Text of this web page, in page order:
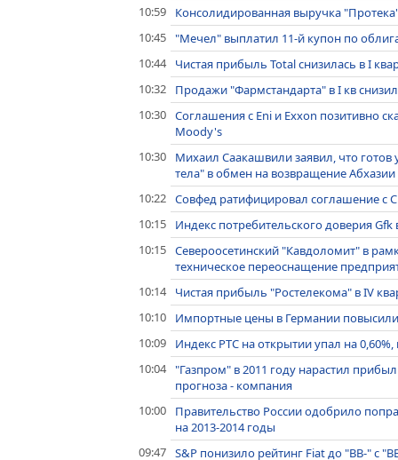
10:59
Консолидированная выручка
10:45 "Мечел" выплатил 11-й купон по
10:44
Чистая прибыль Total снизилась в I
10:32
Продажи "Фармстандарта" в I кв
10:30 Соглашения с Eni и Exxon позитивно
Moody's
10:30
Михаил Саакашвили заявил, что готов
тела" в обмен на возвращение
10:22 Совфед ратифицировал соглашение с
10:15
Индекс потребительского доверия Gfk
10:15 Североосетинский "Кавдоломит" в
техническое переоснащение
10:14
Чистая прибыль "Ростелекома" в IV
10:10
Импортные цены в Германии
10:09
Индекс РТС на открытии упал на
10:04 "Газпром" в 2011 году нарастил
прогноза - компания
10:00
Правительство России одобрило
на 2013-2014 годы
09:47 S&P понизило рейтинг Fiat до "ВВ-" с